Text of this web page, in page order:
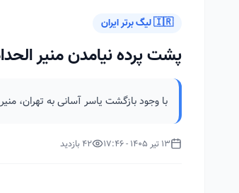
🇮🇷 لیگ برتر ایران
پشت پرده نیامدن منیر
با وجود بازگشت یاسر آسانی به تهران،
13 تیر 1405 - 17:46 42 بازدید